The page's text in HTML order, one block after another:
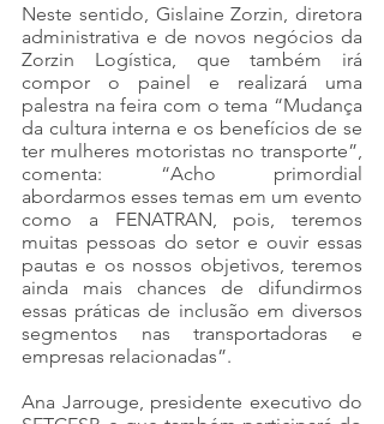
Neste sentido, Gislaine Zorzin, diretora
administrativa e de novos negócios da
Zorzin Logística, que também irá
compor o painel e realizará uma
palestra na feira com o tema “Mudança
da cultura interna e os benefícios de se
ter mulheres motoristas no transporte”,
comenta: “Acho primordial
abordarmos esses temas em um evento
como a FENATRAN, pois, teremos
muitas pessoas do setor e ouvir essas
pautas e os nossos objetivos, teremos
ainda mais chances de difundirmos
essas práticas de inclusão em diversos
segmentos nas transportadoras e
empresas relacionadas”.
Ana Jarrouge, presidente executivo do